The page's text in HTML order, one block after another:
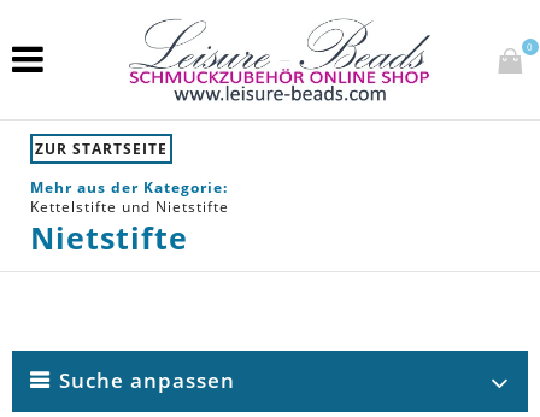
0
ZUR STARTSEITE
Mehr aus der Kategorie:
Kettelstifte und Nietstifte
Nietstifte
Suche anpassen